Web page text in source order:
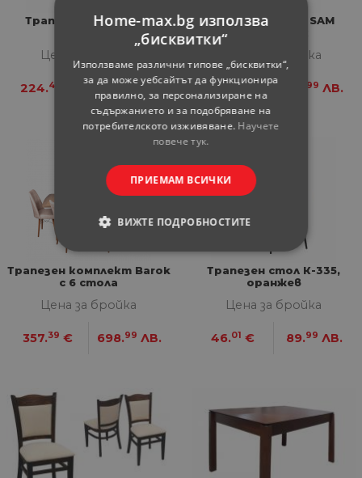
Трапезна маса Lendi
Цена за бройка
224.46 439. 01 ЛВ.
Трапезен стол SAM
Цена за бройка
48. 57 99 ЛВ.
Трапезен комплект Barok
с 6 стола
Цена за бройка
357.39 € 698.99 ЛВ.
Трапезен стол К-335,
оранжев
Цена за бройка
46.01 € 89.99 ЛВ.
Home-max.bg използва
„бисквитки“
Използваме различни типове „бисквитки“,
за да може уебсайтът да функционира
правилно, за персонализиране на
съдържанието и за подобряване на
потребителското изживяване. Научете
повече тук.
ПРИЕМАМ ВСИЧКИ
ВИЖТЕ ПОДРОБНОСТИТЕ
МАРКЕТИНГOВИ
НЕКЛАСИФИЦИРАНИ